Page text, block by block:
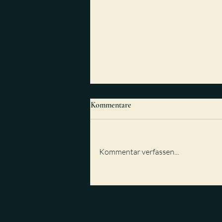
Kommentare
Kommentar verfassen...